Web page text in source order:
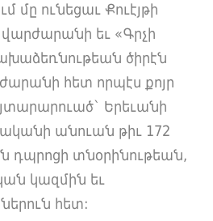
մը ունեցաւ Քուէյթի
եւ «Գրչի
ծիրէն
հետ որպէս քոյր
Երեւանի
անուան թիւ 172
դպրոցի տնօրինութեան,
կազմին եւ
հետ: